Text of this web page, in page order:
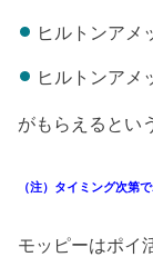
ヒルトンアメ
ヒルトンアメ
がもらえるとい
（注）タイミング次第
モッピーはポイ